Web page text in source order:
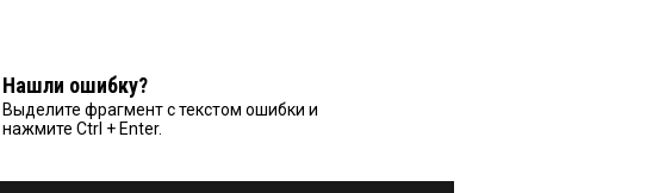
Нашли ошибку?
Выделите фрагмент с текстом ошибки и
нажмите Ctrl + Enter.